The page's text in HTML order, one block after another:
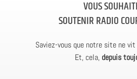
VOUS
SOUTENIR RADIO
Saviez-vous que notre site ne vit
Et, cela, depuis